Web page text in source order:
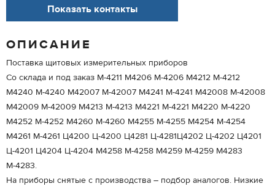
Показать контакты
ОПИСАНИЕ
Поставка щитовых измерительных приборов
Со склада и под заказ М-4211 М4206 М-4206 М4212 М-4212
М4240 М-4240 М42007 М-42007 М4241 М-4241 М42008 М-42008
М42009 М-42009 М4213 М-4213 М4221 М-4221 М4220 М-4220
М4252 М-4252 М4260 М-4260 М4255 М-4255 М4254 М-4254
М4261 М-4261 Ц4200 Ц-4200 Ц4281 Ц-4281Ц4202 Ц-4202 Ц4201
Ц-4201 Ц4204 Ц-4204 М4258 М-4258 М4259 М-4259 М4283
М-4283.
На приборы снятые с производства – подбор аналогов. Низкие